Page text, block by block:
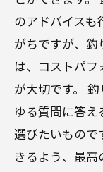
のアドバイスも
がちですが、
は、コストパ
が大切です。
ゆる質問に答
選びたいもので
きるよう、最高